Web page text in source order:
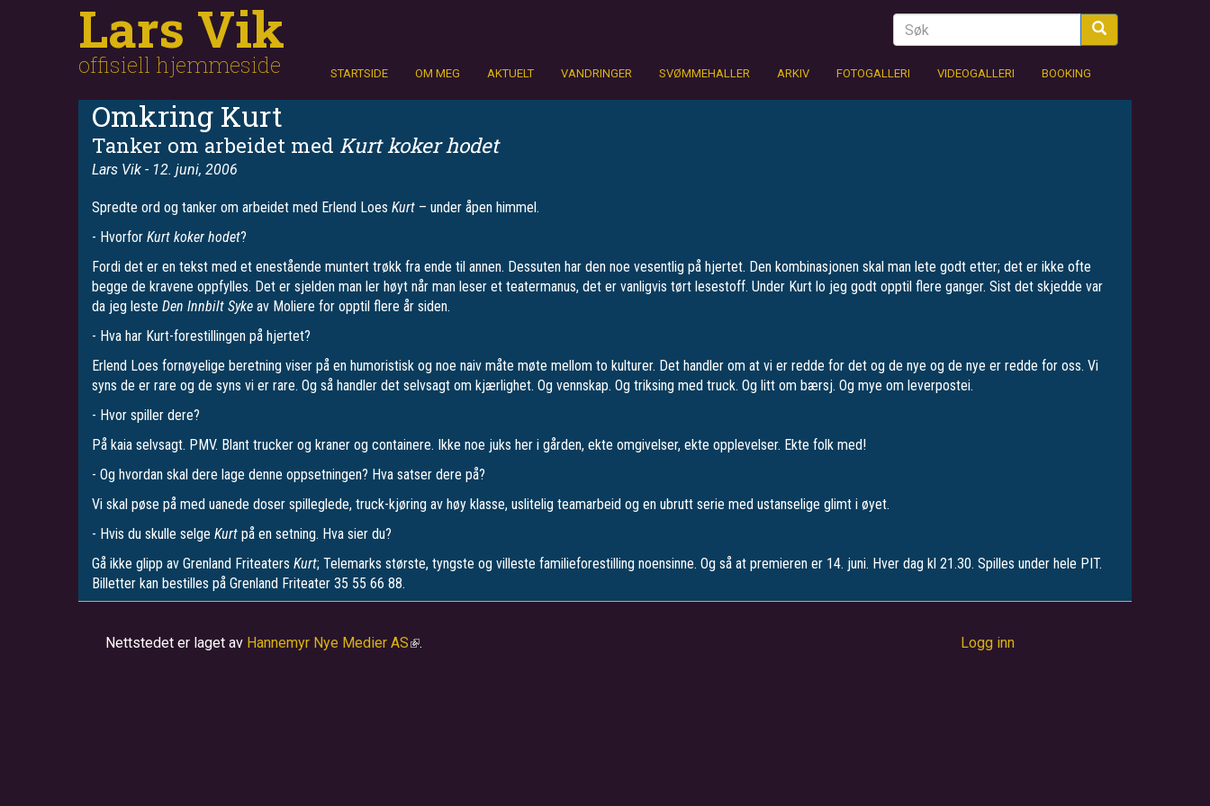
hovedinnholdLars Vik
offisiell hjemmeside STARTSIDE OM MEG AKTUELT VANDRINGER SVØMMEHALLER ARKIV FOTOGALLERI VIDEOGALLERI BOOKING
Omkring Kurt
Tanker om arbeidet med Kurt koker hodet
Lars Vik - 12. juni, 2006
Spredte ord og tanker om arbeidet med Erlend Loes Kurt – under åpen himmel.
- Hvorfor Kurt koker hodet?
Fordi det er en tekst med et enestående muntert trøkk fra ende til annen. Dessuten har den noe vesentlig på hjertet. Den kombinasjonen skal man lete godt etter; det er ikke ofte
begge de kravene oppfylles. Det er sjelden man ler høyt når man leser et teatermanus, det er vanligvis tørt lesestoff. Under Kurt lo jeg godt opptil flere ganger. Sist det skjedde var
da jeg leste Den Innbilt Syke av Moliere for opptil flere år siden.
- Hva har Kurt-forestillingen på hjertet?
Erlend Loes fornøyelige beretning viser på en humoristisk og noe naiv måte møte mellom to kulturer. Det handler om at vi er redde for det og de nye og de nye er redde for oss. Vi
syns de er rare og de syns vi er rare. Og så handler det selvsagt om kjærlighet. Og vennskap. Og triksing med truck. Og litt om bærsj. Og mye om leverpostei.
- Hvor spiller dere?
På kaia selvsagt. PMV. Blant trucker og kraner og containere. Ikke noe juks her i gården, ekte omgivelser, ekte opplevelser. Ekte folk med!
- Og hvordan skal dere lage denne oppsetningen? Hva satser dere på?
Vi skal pøse på med uanede doser spilleglede, truck-kjøring av høy klasse, uslitelig teamarbeid og en ubrutt serie med ustanselige glimt i øyet.
- Hvis du skulle selge Kurt på en setning. Hva sier du?
Gå ikke glipp av Grenland Friteaters Kurt; Telemarks største, tyngste og villeste familieforestilling noensinne. Og så at premieren er 14. juni. Hver dag kl 21.30. Spilles under hele PIT.
Billetter kan bestilles på Grenland Friteater 35 55 66 88.
Nettstedet er laget av Hannemyr Nye Medier AS(link
. Logg inn